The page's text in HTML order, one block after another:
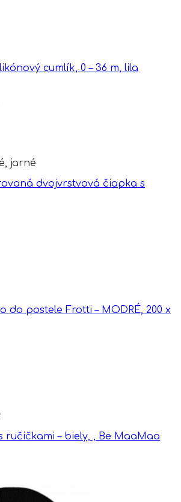
cumlík, 0 – 36 m, lila
jarné
dvojvrstvová čiapka s
do postele Frotti – MODRÉ, 200 x
ručičkami – biely, , Be MaaMaa